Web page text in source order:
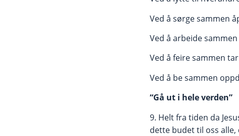
Ved å sørge sammen
Ved å arbeide
Ved å feire sammen
Ved å be sammen
“Gå ut i hele verden”
9. Helt fra tiden da
dette budet til oss alle,